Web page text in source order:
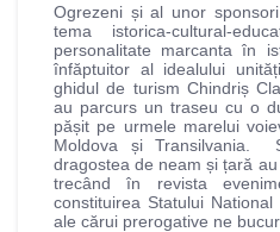
Ogrezeni și al unor
tema istorica-cultural-
personalitate marcanta în
înfăptuitor al idealului
ghidul de turism Chindriș
au parcurs un traseu cu o
pășit pe urmele marelui
Moldova și Transilvania.
dragostea de neam și țară
trecând în revista
constituirea Statului
ale cărui prerogative ne